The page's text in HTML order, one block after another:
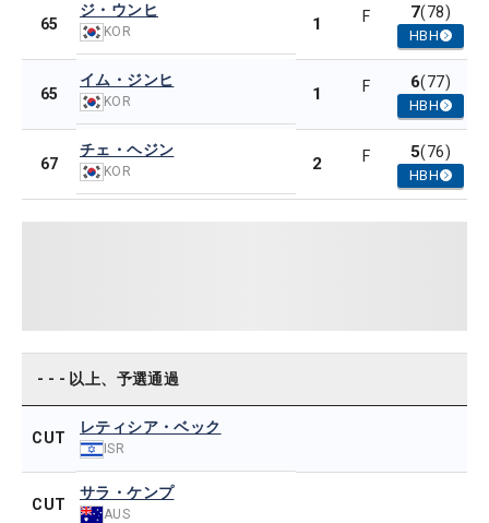
65
ジ・ウンヒ
KOR 1 F 7(78)
HBH
65
イム・ジンヒ
KOR 1 F 6(77)
HBH
67
チェ・ヘジン
KOR 2 F 5(76)
HBH
- - - 以上、予選通過
CUT
レティシア・ベック
ISR
CUT
サラ・ケンプ
AUS